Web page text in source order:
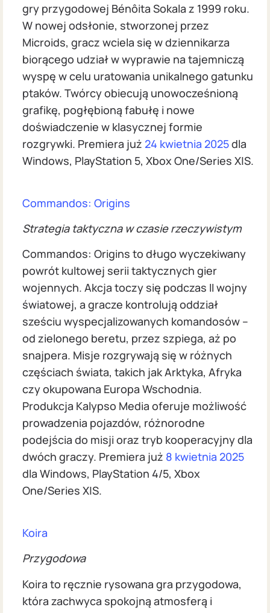
gry przygodowej Bénôita Sokala z 1999 roku.
W nowej odsłonie, stworzonej przez
Microids, gracz wciela się w dziennikarza
biorącego udział w wyprawie na tajemniczą
wyspę w celu uratowania unikalnego gatunku
ptaków. Twórcy obiecują unowocześnioną
grafikę, pogłębioną fabułę i nowe
doświadczenie w klasycznej formie
rozgrywki. Premiera już 24 kwietnia 2025dla
Windows, PlayStation 5, Xbox One/Series X|S.
Commandos: Origins
Strategia taktyczna w czasie rzeczywistym
Commandos: Origins to długo wyczekiwany
powrót kultowej serii taktycznych gier
wojennych. Akcja toczy się podczas II wojny
światowej, a gracze kontrolują oddział
sześciu wyspecjalizowanych komandosów –
od zielonego beretu, przez szpiega, aż po
snajpera. Misje rozgrywają się w różnych
częściach świata, takich jak Arktyka, Afryka
czy okupowana Europa Wschodnia.
Produkcja Kalypso Media oferuje możliwość
prowadzenia pojazdów, różnorodne
podejścia do misji oraz tryb kooperacyjny dla
dwóch graczy. Premiera już 8 kwietnia 2025
dla Windows, PlayStation 4/5, Xbox
One/Series X|S.
Koira
Przygodowa
Koira to ręcznie rysowana gra przygodowa,
która zachwyca spokojną atmosferą i